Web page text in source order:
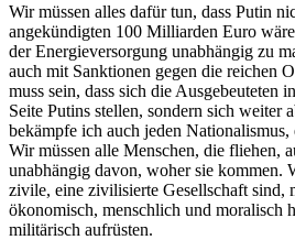
Wir müssen alles dafür tun, dass Putin
angekündigten 100 Milliarden Euro
der Energieversorgung unabhängig zu
auch mit Sanktionen gegen die reichen
muss sein, dass sich die Ausgebeuteten
Seite Putins stellen, sondern sich weiter
bekämpfe ich auch jeden
Wir müssen alle Menschen, die fliehen,
unabhängig davon, woher sie kommen.
zivile, eine zivilisierte Gesellschaft sind,
ökonomisch, menschlich und moralisch
militärisch aufrüsten.